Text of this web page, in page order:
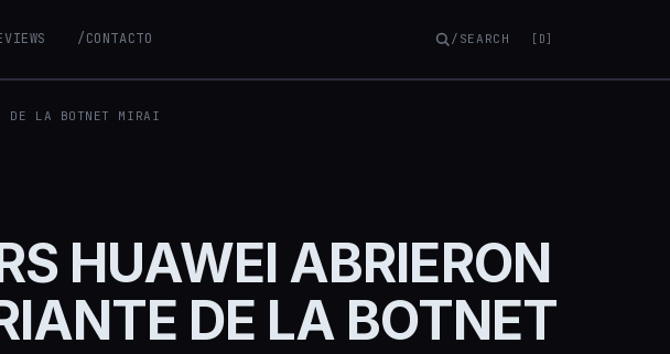
/CONTACTO /SEARCH [D]
DE LA BOTNET MIRAI
HUAWEI ABRIERON
DE LA BOTNET